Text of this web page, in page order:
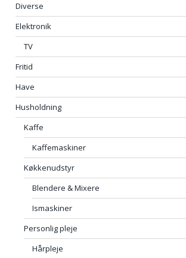
Diverse
Elektronik
TV
Fritid
Have
Husholdning
Kaffe
Kaffemaskiner
Køkkenudstyr
Blendere & Mixere
Ismaskiner
Personlig pleje
Hårpleje